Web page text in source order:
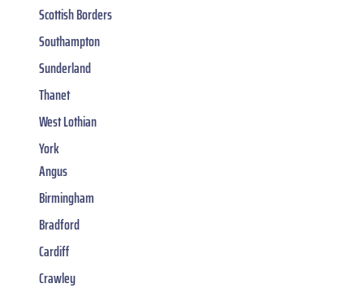
Scottish Borders
Southampton
Sunderland
Thanet
West Lothian
York
Angus
Birmingham
Bradford
Cardiff
Crawley